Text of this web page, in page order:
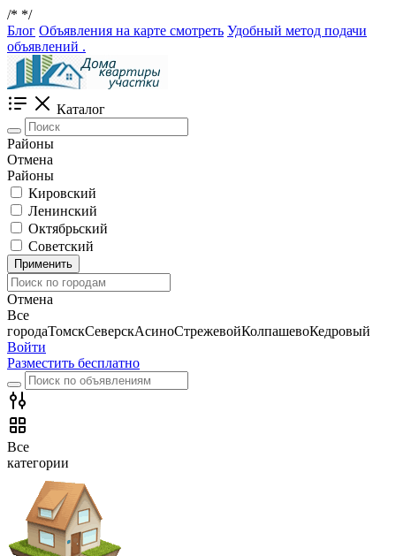
/* */
Блог Объявления на карте смотреть Удобный метод подачи
объявлений .
Каталог
Районы
Отмена
Районы
Кировский
Ленинский
Октябрьский
Советский
Применить
Отмена
Все
городаТомскСеверскАсиноСтрежевойКолпашевоКедровый
Войти
Разместить бесплатно
Все
категории